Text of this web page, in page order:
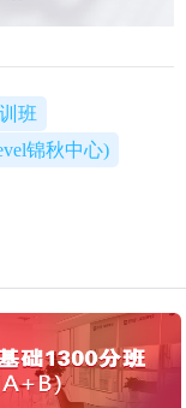
班
锦秋中心)